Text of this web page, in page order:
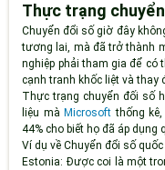
Thực trạng
Chuyển đổi số giờ đây
tương lai, mà đã trở thành
nghiệp phải tham gia để có
cạnh tranh khốc liệt và thay
Thực trạng chuyển đối số
liệu mà Microsoft thống
44% cho biết họ đã áp
Ví dụ về Chuyển đổi số
Estonia: Được coi là một